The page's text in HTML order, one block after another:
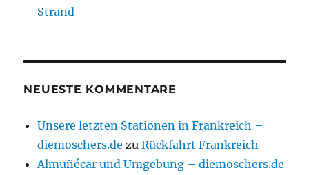
Strand
NEUESTE KOMMENTARE
Unsere letzten Stationen in Frankreich –
diemoschers.de zuRückfahrt Frankreich
Almuñécar und Umgebung – diemoschers.de